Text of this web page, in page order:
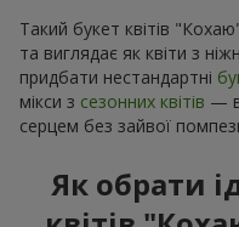
Такий букет квітів
та виглядає як квіти з
придбати нестандартні
мікси з сезонних квітів —
серцем без зайвої
Як обрати